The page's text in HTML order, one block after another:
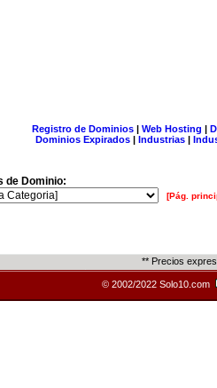
Registro de Dominios| Web Hosting |
Dominios Expirados | Industrias |
de Dominio:
[Pág.
** Precios
© 2002/2022 Solo10.com